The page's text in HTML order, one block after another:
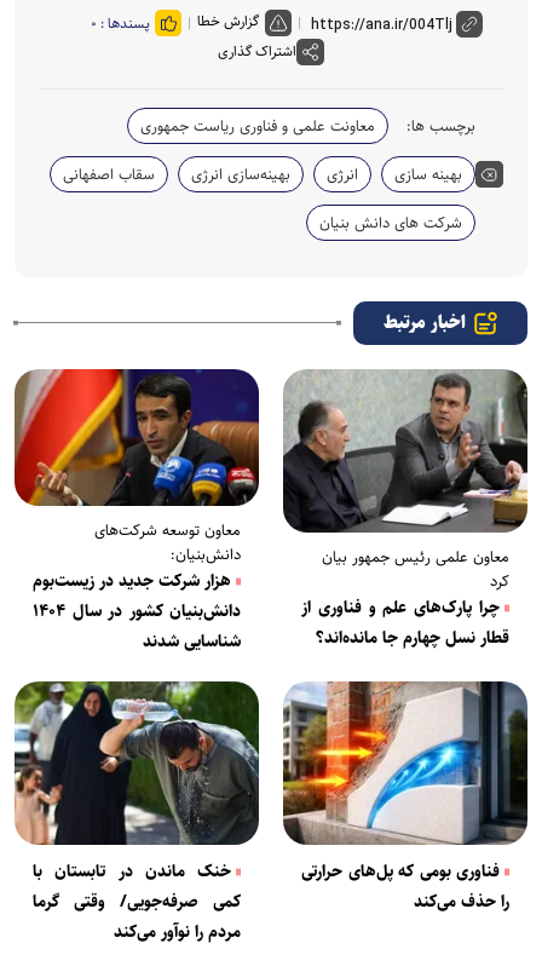
گزارش خطا پسندها : ۰
اشتراک گذاری
برچسب ها:
معاونت علمی و فناوری ریاست جمهوری
بهینه سازی
انرژی بهینه‌سازی انرژی
سقاب اصفهانی
شرکت های دانش بنیان
اخبار مرتبط
معاون علمی رئیس جمهور بیان
کرد
چرا پارک‌های علم و فناوری از
قطار نسل چهارم جا مانده‌اند؟
معاون توسعه شرکت‌های
دانش‌بنیان:
هزار شرکت جدید در زیست‌بوم
دانش‌بنیان کشور در سال ۱۴۰۴
شناسایی شدند
فناوری بومی که پل‌های حرارتی
را حذف می‌کند
خنک ماندن در تابستان با
کمی صرفه‌جویی/ وقتی گرما
مردم را نوآور می‌کند